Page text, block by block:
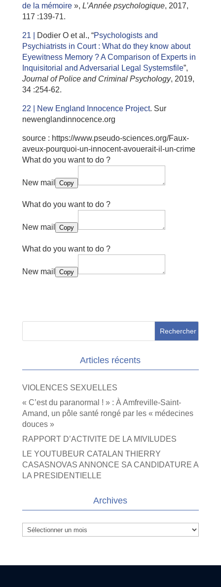
de la mémoire», L’Année psychologique, 2017,
117 :139-71.
21 | Dodier O et al., “Psychologists and
Psychiatrists in Court : What do they know about
Eyewitness Memory ? A Comparison of Experts in
Inquisitorial and Adversarial Legal Systemsfile”,
Journal of Police and Criminal Psychology, 2019,
34 :254-62.
22 | New England Innocence Project. Sur
newenglandinnocence.org
source : https://www.pseudo-sciences.org/Faux-
aveux-pourquoi-un-innocent-avouerait-il-un-crime
What do you want to do ?
New mail Copy
What do you want to do ?
New mail Copy
What do you want to do ?
New mail Copy
Articles récents
VIOLENCES SEXUELLES
« C’est du paranormal ! » : À Amfreville-Saint-
Amand, un pôle santé rongé par les « médecines
douces »
RAPPORT D’ACTIVITE DE LA MIVILUDES
LE YOUTUBEUR CATALAN THIERRY
CASASNOVAS ANNONCE SA CANDIDATURE A
LA PRESIDENTIELLE
Archives
Archives